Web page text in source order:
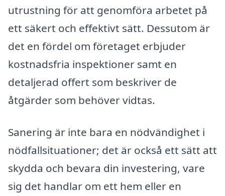
utrustning för att genomföra arbetet på
ett säkert och effektivt sätt. Dessutom är
det en fördel om företaget erbjuder
kostnadsfria inspektioner samt en
detaljerad offert som beskriver de
åtgärder som behöver vidtas.
Sanering är inte bara en nödvändighet i
nödfallsituationer; det är också ett sätt att
skydda och bevara din investering, vare
sig det handlar om ett hem eller en